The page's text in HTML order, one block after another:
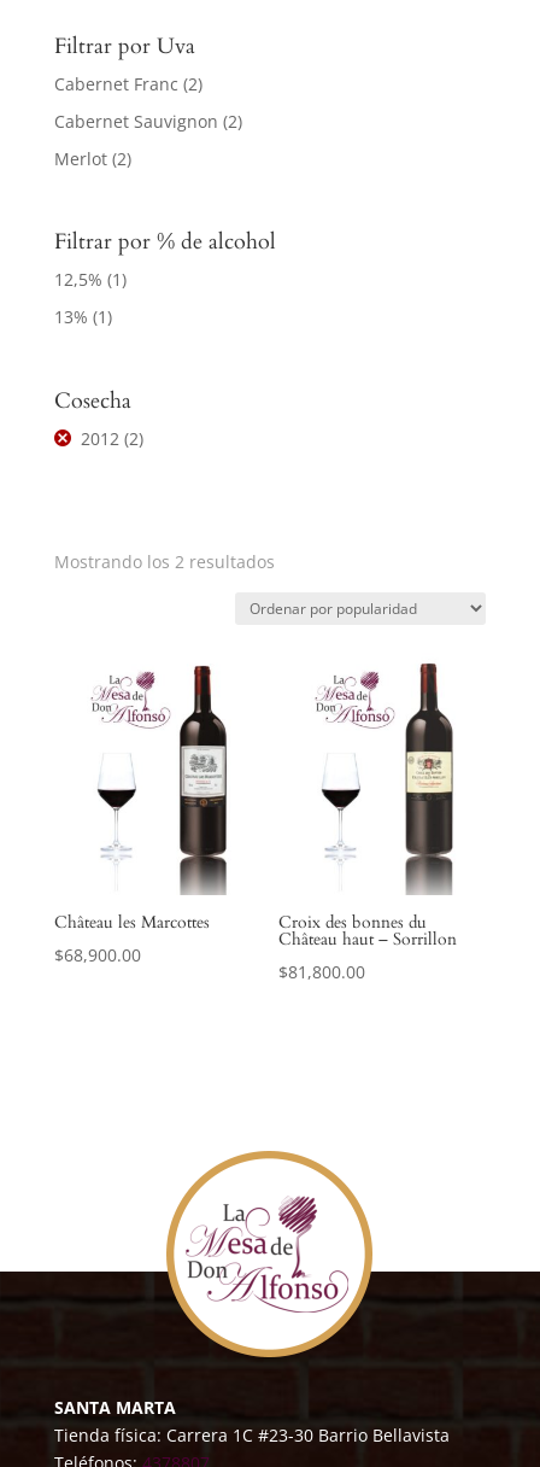
Filtrar por Uva
Cabernet Franc (2)
Cabernet Sauvignon (2)
Merlot (2)
Filtrar por % de alcohol
12,5% (1)
13% (1)
Cosecha
2012 (2)
Mostrando los 2 resultados
Château les Marcottes
$68,900.00
Croix des bonnes du
Château haut – Sorrillon
$81,800.00
SANTA MARTA
Tienda física: Carrera 1C #23-30 Barrio Bellavista